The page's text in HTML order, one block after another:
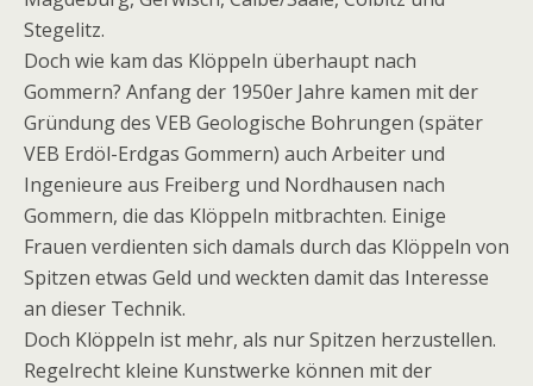
Stegelitz.
Doch wie kam das Klöppeln überhaupt nach
Gommern? Anfang der 1950er Jahre kamen mit der
Gründung des VEB Geologische Bohrungen (später
VEB Erdöl-Erdgas Gommern) auch Arbeiter und
Ingenieure aus Freiberg und Nordhausen nach
Gommern, die das Klöppeln mitbrachten. Einige
Frauen verdienten sich damals durch das Klöppeln von
Spitzen etwas Geld und weckten damit das Interesse
an dieser Technik.
Doch Klöppeln ist mehr, als nur Spitzen herzustellen.
Regelrecht kleine Kunstwerke können mit der